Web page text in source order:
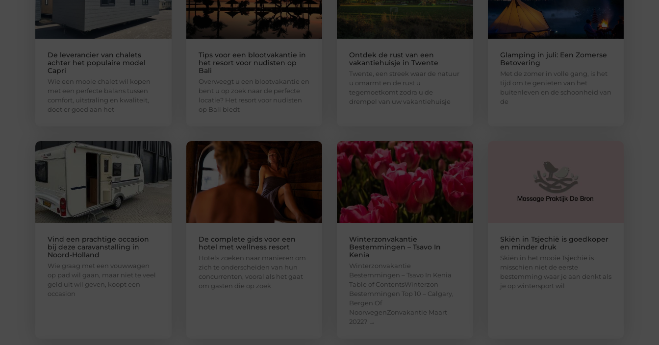
De leverancier van chalets
achter het populaire model
Capri
Wie een mooie chalet wil kopen
met een perfecte balans tussen
comfort, uitstraling en kwaliteit,
doet er goed aan het
Tips voor een blootvakantie in
het resort voor nudisten op
Bali
Overweegt u een blootvakantie en
bent u op zoek naar de perfecte
locatie? Het resort voor nudisten
op Bali biedt
Ontdek de rust van een
vakantiehuisje in Twente
Twente, een streek waar de natuur
u omarmt en de rust u
tegemoetkomt zodra u de
drempel van uw vakantiehuisje
Glamping in juli: Een Zomerse
Betovering
Met de zomer in volle gang, is het
tijd om te genieten van het
buitenleven en de schoonheid van
de
Vind een prachtige occasion
bij deze caravanstalling in
Noord-Holland
Wie graag met een vouwwagen
op pad wil gaan, maar niet te veel
geld uit wil geven, koopt een
occasion
De complete gids voor een
hotel met wellness resort
Hotels zoeken naar manieren om
zich te onderscheiden van hun
concurrenten, vooral als het gaat
om gasten die op zoek
Winterzonvakantie
Bestemmingen – Tsavo In
Kenia
Winterzonvakantie
Bestemmingen – Tsavo In Kenia
Table of ContentsWinterzon
Bestemmingen Top 10 – Calgary,
Bergen Of
NoorwegenZonvakantie Maart
2022? →
Skiën in Tsjechië is goedkoper
en minder druk
Skiën in het mooie Tsjechië is
misschien niet de eerste
bestemming waar je aan denkt als
je op wintersport wil